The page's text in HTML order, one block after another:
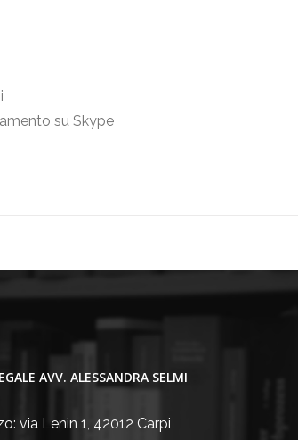
su Skype
AVV. ALESSANDRA SELMI
via Lenin 1, 42012 Carpi